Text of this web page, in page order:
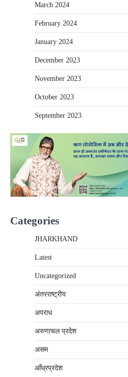
March 2024
February 2024
January 2024
December 2023
November 2023
October 2023
September 2023
Categories
JHARKHAND
Latest
Uncategorized
अंतरराष्‍ट्रीय
अपराध
अरुणाचल प्रदेश
असम
आँध्रप्रदेश